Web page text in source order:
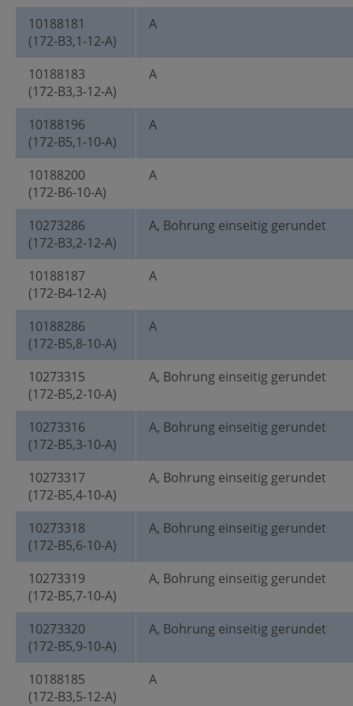
10188181
(172-B3,1-12-A)
A
10188183
(172-B3,3-12-A)
A
10188196
(172-B5,1-10-A)
A
10188200
(172-B6-10-A)
A
10273286
(172-B3,2-12-A)
A, Bohrung einseitig gerundet
10188187
(172-B4-12-A)
A
10188286
(172-B5,8-10-A)
A
10273315
(172-B5,2-10-A)
A, Bohrung einseitig gerundet
10273316
(172-B5,3-10-A)
A, Bohrung einseitig gerundet
10273317
(172-B5,4-10-A)
A, Bohrung einseitig gerundet
10273318
(172-B5,6-10-A)
A, Bohrung einseitig gerundet
10273319
(172-B5,7-10-A)
A, Bohrung einseitig gerundet
10273320
(172-B5,9-10-A)
A, Bohrung einseitig gerundet
10188185
(172-B3,5-12-A)
A